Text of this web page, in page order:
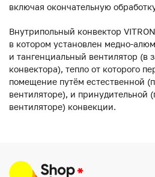
включая окончательную
Внутрипольный конвектор
в котором установлен медно-
и тангенциальный вентилятор (в
конвектора), тепло от которого
помещение путём естественной
вентиляторе), и принудительной
вентиляторе) конвекции.